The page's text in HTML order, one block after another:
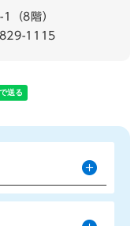
（8階）
1115